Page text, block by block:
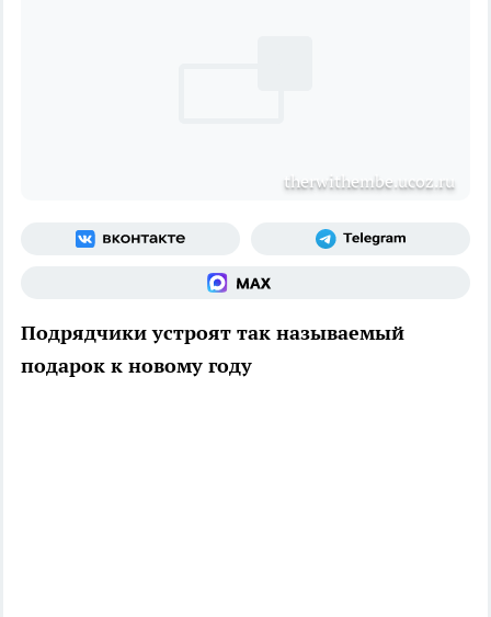
therwithembe.ucoz.ru
Подрядчики устроят так называемый
подарок к новому году